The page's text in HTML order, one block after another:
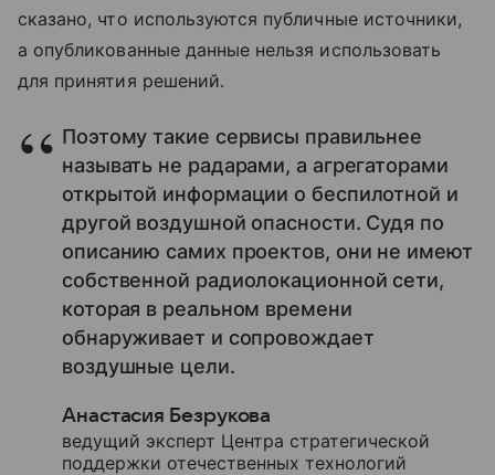
сказано, что используются публичные источники,
а опубликованные данные нельзя использовать
для принятия решений.
Поэтому такие сервисы правильнее
называть не радарами, а агрегаторами
открытой информации о беспилотной и
другой воздушной опасности. Судя по
описанию самих проектов, они не имеют
собственной радиолокационной сети,
которая в реальном времени
обнаруживает и сопровождает
воздушные цели.
Анастасия Безрукова
ведущий эксперт Центра стратегической
поддержки отечественных технологий